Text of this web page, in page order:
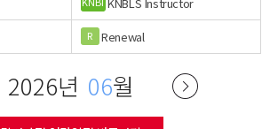
R Renewal
2026년 06월